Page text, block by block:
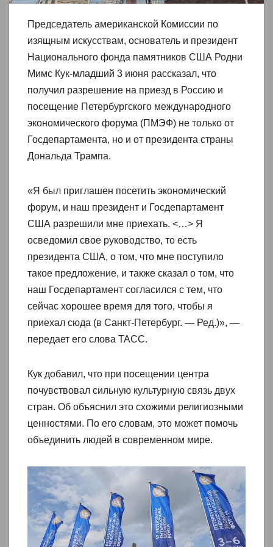
Председатель американской Комиссии по
изящным искусствам, основатель и президент
Национального фонда памятников США Родни
Мимс Кук-младший 3 июня рассказал, что
получил разрешение на приезд в Россию и
посещение Петербургского международного
экономического форума (ПМЭФ) не только от
Госдепартамента, но и от президента страны
Дональда Трампа.
«Я был приглашен посетить экономический
форум, и наш президент и Госдепартамент
США разрешили мне приехать. <…> Я
осведомил свое руководство, то есть
президента США, о том, что мне поступило
такое предложение, и также сказал о том, что
наш Госдепартамент согласился с тем, что
сейчас хорошее время для того, чтобы я
приехал сюда (в Санкт-Петербург. — Ред.)», —
передает его слова ТАСС.
Кук добавил, что при посещении центра
почувствовал сильную культурную связь двух
стран. Об объяснил это схожими религиозными
ценностями. По его словам, это может помочь
объединить людей в современном мире.